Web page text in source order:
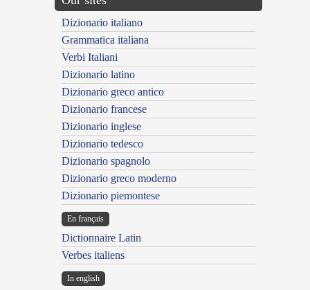
Dizionario italiano
Grammatica italiana
Verbi Italiani
Dizionario latino
Dizionario greco antico
Dizionario francese
Dizionario inglese
Dizionario tedesco
Dizionario spagnolo
Dizionario greco moderno
Dizionario piemontese
En français
Dictionnaire Latin
Verbes italiens
In english